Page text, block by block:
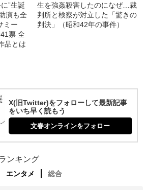
”生誕
演も全
ミー
票 全
品とは
生を強姦殺害したのになぜ…裁
判所と検察が対立した「驚きの
判決」（昭和42年の事件）
X(旧Twitter)をフォローして最新記事
をいち早く読もう
文春オンラインをフォロー
ンキング
エンタメ 総合